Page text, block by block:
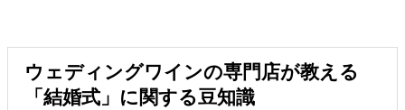
ウェディングワインの専門店が教える
「結婚式」に関する豆知識